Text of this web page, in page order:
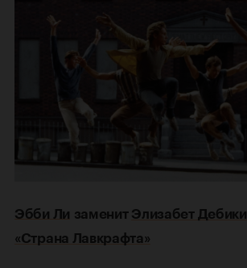
Эбби Ли заменит Элизабет Дебики
«Страна Лавкрафта»